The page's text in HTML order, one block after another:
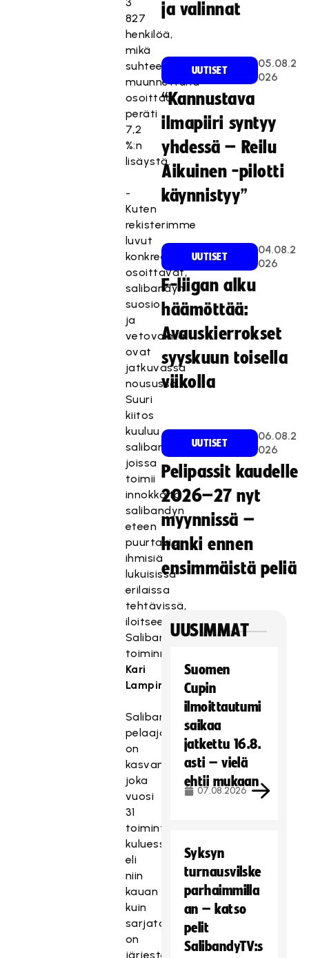
827
henkilöä,
mikä
suhteelliseksi
muunnettuna
osoittaa
peräti
7,2
%:n
lisäystä.
-
Kuten
rekisterimme
luvut
konkreettisesti
osoittavat,
salibandyn
suosio
ja
vetovoima
ovat
jatkuvassa
nousussa.
Suuri
kiitos
kuuluu
salibandyseuroille,
joissa
toimii
innokkaita
salibandyn
eteen
puurtavia
ihmisiä
lukuisissa
erilaissa
tehtävissä,
iloitsee
Salibandyliiton
toiminnanjohtaja
Kari
Lampinen
Salibandyliiton
pelaajamäärä
on
kasvanut
joka
vuosi
31
toimintavuoden
kuluessa
eli
niin
kauan
kuin
sarjatoimintaa
on
järjestetty.
ja valinnat
UUTISET
05.08.2
026
“Kannustava
ilmapiiri syntyy
yhdessä – Reilu
Aikuinen -pilotti
käynnistyy”
UUTISET
04.08.2
026
F-liigan alku
häämöttää:
Avauskierrokset
syyskuun toisella
viikolla
UUTISET
06.08.2
026
Pelipassit kaudelle
2026–27 nyt
myynnissä –
hanki ennen
ensimmäistä peliä
UUSIMMAT
Suomen
Cupin
ilmoittautumi
saikaa
jatkettu 16.8.
asti – vielä
ehtii mukaan
07.08.2026
Syksyn
turnausvilske
parhaimmilla
an – katso
pelit
SalibandyTV:s